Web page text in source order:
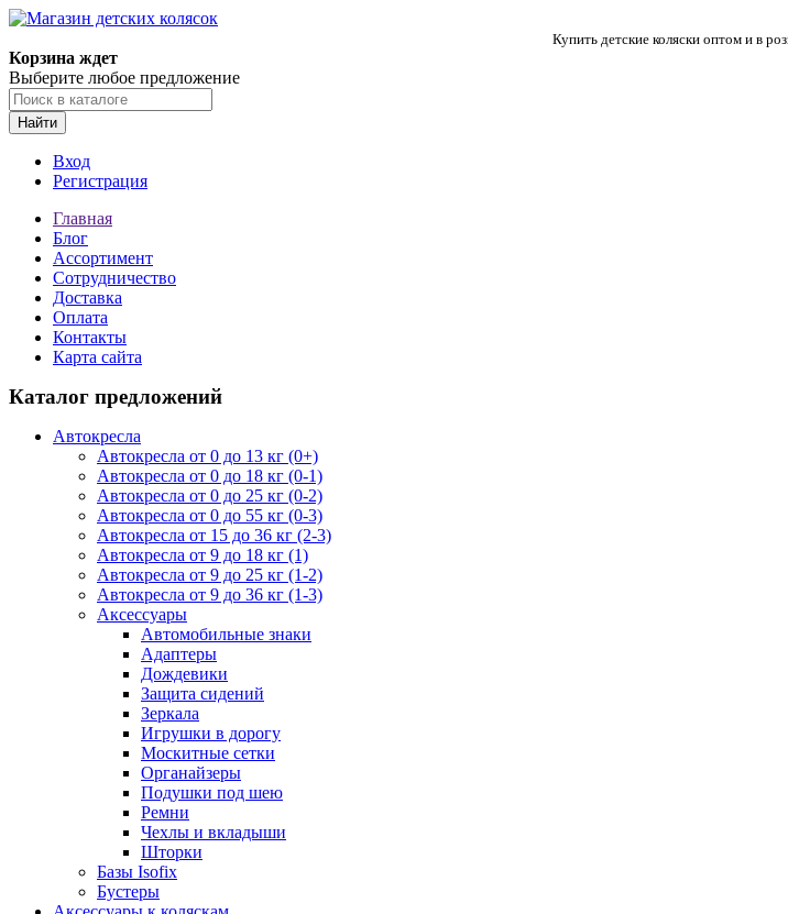
Купить детские коляски оптом и в
Корзина ждет
Выберите любое предложение
Найти
Вход
Регистрация
Главная
Блог
Ассортимент
Сотрудничество
Доставка
Оплата
Контакты
Карта сайта
Каталог предложений
Автокресла
Автокресла от 0 до 13 кг (0+)
Автокресла от 0 до 18 кг (0-1)
Автокресла от 0 до 25 кг (0-2)
Автокресла от 0 до 55 кг (0-3)
Автокресла от 15 до 36 кг (2-3)
Автокресла от 9 до 18 кг (1)
Автокресла от 9 до 25 кг (1-2)
Автокресла от 9 до 36 кг (1-3)
Аксессуары
Автомобильные знаки
Адаптеры
Дождевики
Защита сидений
Зеркала
Игрушки в дорогу
Москитные сетки
Органайзеры
Подушки под шею
Ремни
Чехлы и вкладыши
Шторки
Базы Isofix
Бустеры